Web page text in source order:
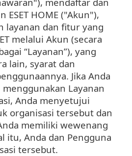
ESET HOME ("Akun"),
layanan dan fitur yang
melalui Akun (secara
“Layanan”), yang
lain, syarat dan
Jika Anda
Layanan
Anda menyetujui
organisasi tersebut dan
memiliki wewenang
itu, Anda dan Pengguna
tersebut.